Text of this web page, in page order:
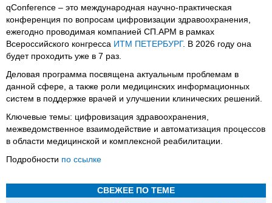
qConference – это международная научно-практическая
конференция по вопросам цифровизации здравоохранения,
ежегодно проводимая компанией СП.АРМ в рамках
Всероссийского конгресса ИТМ ПЕТЕРБУРГ. В 2026 году она
будет проходить уже в 7 раз.
Деловая программа посвящена актуальным проблемам в
данной сфере, а также роли медицинских информационных
систем в поддержке врачей и улучшении клинических решений.
Ключевые темы: цифровизация здравоохранения,
межведомственное взаимодействие и автоматизация процессов
в области медицинской и комплексной реабилитации.
Подробности по ссылке
СВЕЖЕЕ ПО ТЕМЕ